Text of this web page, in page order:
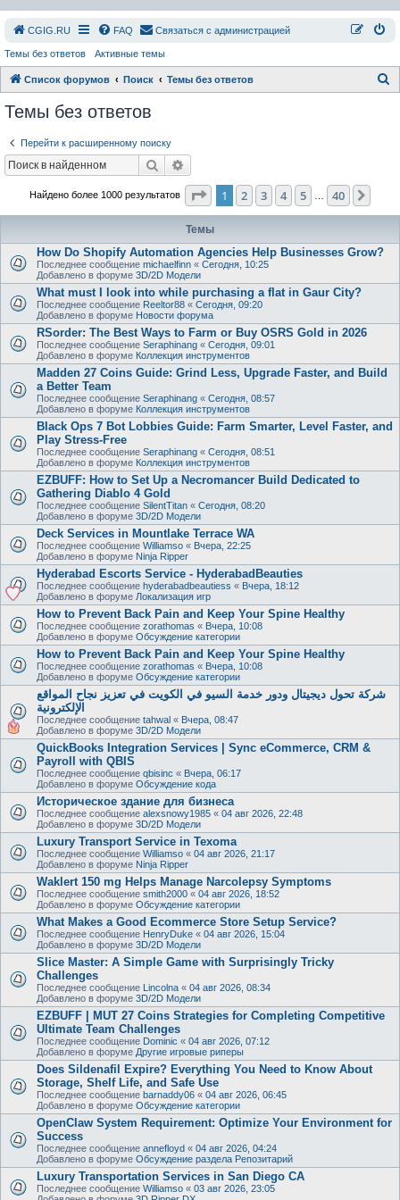
СGIG.RU FAQ Связаться с администрацией
Темы без ответов Активные темы
Список форумов Поиск Темы без ответов
Темы без ответов
Перейти к расширенному поиску
Поиск
Найдено более 1000 результатов Страница из 40
1 2 3 4 5 40
Темы
How Do Shopify Automation Agencies Help Businesses Grow?
Последнее сообщение michaelfinn « Сегодня, 10:25
Добавлено в форуме 3D/2D Модели
What must I look into while purchasing a flat in Gaur City?
Последнее сообщение Reeltor88 « Сегодня, 09:20
Добавлено в форуме Новости форума
RSorder: The Best Ways to Farm or Buy OSRS Gold in 2026
Последнее сообщение Seraphinang « Сегодня, 09:01
Добавлено в форуме Коллекция инструментов
Madden 27 Coins Guide: Grind Less, Upgrade Faster, and Build
a Better Team
Последнее сообщение Seraphinang « Сегодня, 08:57
Добавлено в форуме Коллекция инструментов
Black Ops 7 Bot Lobbies Guide: Farm Smarter, Level Faster, and
Play Stress-Free
Последнее сообщение Seraphinang « Сегодня, 08:51
Добавлено в форуме Коллекция инструментов
EZBUFF: How to Set Up a Necromancer Build Dedicated to
Gathering Diablo 4 Gold
Последнее сообщение SilentTitan « Сегодня, 08:20
Добавлено в форуме 3D/2D Модели
Deck Services in Mountlake Terrace WA
Последнее сообщение Williamso « Вчера, 22:25
Добавлено в форуме Ninja Ripper
Hyderabad Escorts Service - HyderabadBeauties
Последнее сообщение hyderabadbeautiess « Вчера, 18:12
Добавлено в форуме Локализация игр
How to Prevent Back Pain and Keep Your Spine Healthy
Последнее сообщение zorathomas « Вчера, 10:08
Добавлено в форуме Обсуждение категории
How to Prevent Back Pain and Keep Your Spine Healthy
Последнее сообщение zorathomas « Вчера, 10:08
Добавлено в форуме Обсуждение категории
شركة تحول ديجيتال ودور خدمة السيو في الكويت في تعزيز نجاح المواقع
الإلكترونية
Последнее сообщение tahwal « Вчера, 08:47
Добавлено в форуме 3D/2D Модели
QuickBooks Integration Services | Sync eCommerce, CRM &
Payroll with QBIS
Последнее сообщение qbisinc « Вчера, 06:17
Добавлено в форуме Обсуждение кода
Историческое здание для бизнеса
Последнее сообщение alexsnowy1985 « 04 авг 2026, 22:48
Добавлено в форуме 3D/2D Модели
Luxury Transport Service in Texoma
Последнее сообщение Williamso « 04 авг 2026, 21:17
Добавлено в форуме Ninja Ripper
Waklert 150 mg Helps Manage Narcolepsy Symptoms
Последнее сообщение smith2000 « 04 авг 2026, 18:52
Добавлено в форуме Обсуждение категории
What Makes a Good Ecommerce Store Setup Service?
Последнее сообщение HenryDuke « 04 авг 2026, 15:04
Добавлено в форуме 3D/2D Модели
Slice Master: A Simple Game with Surprisingly Tricky
Challenges
Последнее сообщение Lincolna « 04 авг 2026, 08:34
Добавлено в форуме 3D/2D Модели
EZBUFF | MUT 27 Coins Strategies for Completing Competitive
Ultimate Team Challenges
Последнее сообщение Dominic « 04 авг 2026, 07:12
Добавлено в форуме Другие игровые риперы
Does Sildenafil Expire? Everything You Need to Know About
Storage, Shelf Life, and Safe Use
Последнее сообщение barnaddy06 « 04 авг 2026, 06:45
Добавлено в форуме Обсуждение категории
OpenClaw System Requirement: Optimize Your Environment for
Success
Последнее сообщение annefloyd « 04 авг 2026, 04:24
Добавлено в форуме Обсуждение раздела Репозитарий
Luxury Transportation Services in San Diego CA
Последнее сообщение Williamso « 03 авг 2026, 23:05